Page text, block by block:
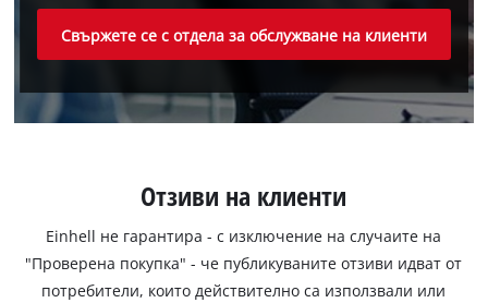
Свържете се с отдела за обслужване на клиенти
Отзиви на клиенти
Einhell не гарантира - с изключение на случаите на
"Проверена покупка" - че публикуваните отзиви идват от
потребители, които действително са използвали или